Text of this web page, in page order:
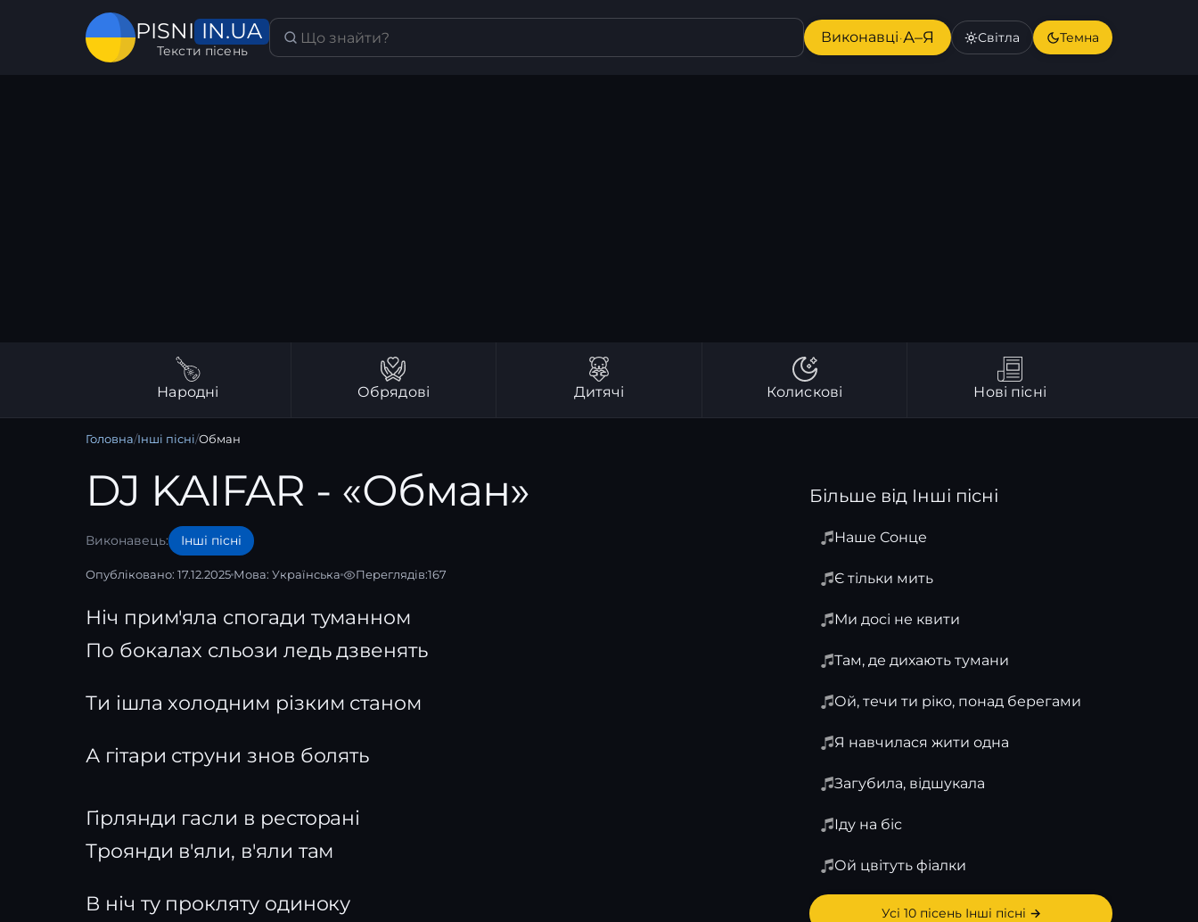
PISNI IN.UA
Тексти пісень
Виконавці·А–Я Світла Темна
Народні Обрядові Дитячі Колискові Нові пісні
Головна/Інші пісні/Обман
DJ KAIFAR - «Обман»
Виконавець: Інші пісні
Опубліковано: 17.12.2025 Мова: Українська Переглядів:167
Ніч прим'яла спогади туманном
По бокалах сльози ледь дзвенять
Ти ішла холодним різким станом
А гітари струни знов болять
Гірлянди гасли в ресторані
Троянди в'яли, в'яли там
В ніч ту прокляту одиноку
Більше від Інші пісні
Наше Сонце
Є тільки мить
Ми досі не квити
Там, де дихають тумани
Ой, течи ти ріко, понад берегами
Я навчилася жити одна
Загубила, відшукала
Іду на біс
Ой цвітуть фіалки
Усі 10 пісень Інші пісні →